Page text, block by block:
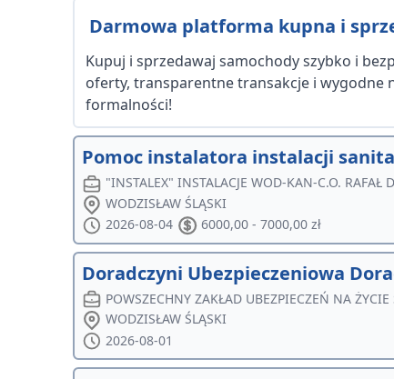
Darmowa platforma kupna i
Kupuj i sprzedawaj samochody szybko i
oferty, transparentne transakcje i wygodne
formalności!
Pomoc instalatora instalacji
"INSTALEX" INSTALACJE WOD-KAN-C.O. RAFAŁ
WODZISŁAW ŚLĄSKI
2026-08-04
6000,00 - 7000,00 zł
Doradczyni Ubezpieczeniowa
POWSZECHNY ZAKŁAD UBEZPIECZEŃ NA ŻYCIE
WODZISŁAW ŚLĄSKI
2026-08-01